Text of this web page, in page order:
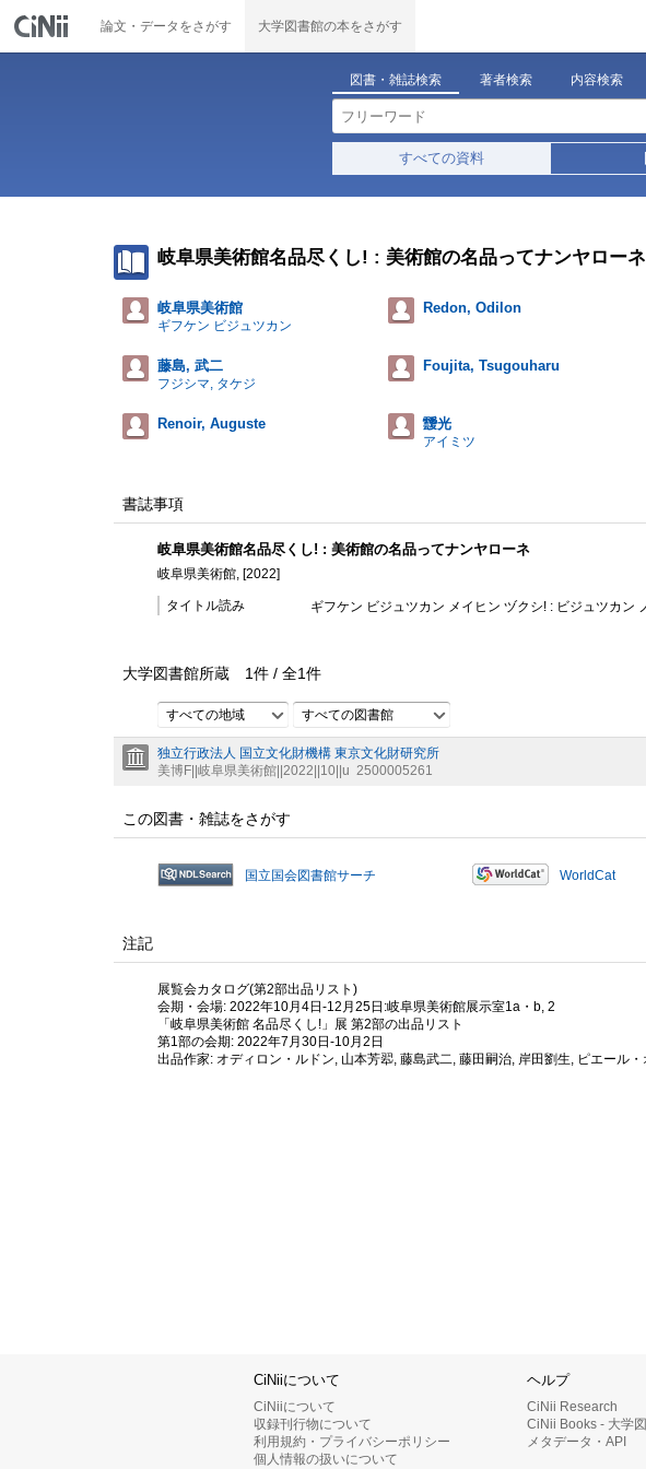
論文・データをさがす 大学図書館の本をさがす
図書・雑誌検索 著者検索 内容検索
すべての資料
岐阜県美術館名品尽くし! : 美術館の名品ってナンヤローネ
岐阜県美術館
ギフケン ビジュツカン
Redon, Odilon
藤島, 武二
フジシマ, タケジ
Foujita, Tsugouharu
Renoir, Auguste 靉光
アイミツ
書誌事項
岐阜県美術館名品尽くし! : 美術館の名品ってナンヤローネ
岐阜県美術館, [2022]
タイトル読み ギフケン ビジュツカン メイヒン ヅクシ! : ビジュツカン
大学図書館所蔵 1件 / 全1件
すべての地域 すべての図書館
独立行政法人 国立文化財機構 東京文化財研究所
美博F||岐阜県美術館||2022||10||u 2500005261
この図書・雑誌をさがす
国立国会図書館サーチ WorldCat
注記
展覧会カタログ(第2部出品リスト)
会期・会場: 2022年10月4日‐12月25日:岐阜県美術館展示室1a・b, 2
「岐阜県美術館 名品尽くし!」展 第2部の出品リスト
第1部の会期: 2022年7月30日‐10月2日
出品作家: オディロン・ルドン, 山本芳翆, 藤島武二, 藤田嗣治, 岸田劉生, ピエール
CiNiiについて
CiNiiについて
収録刊行物について
利用規約・プライバシーポリシー
個人情報の扱いについて
ヘルプ
CiNii Research
CiNii Books - 大学
メタデータ・API